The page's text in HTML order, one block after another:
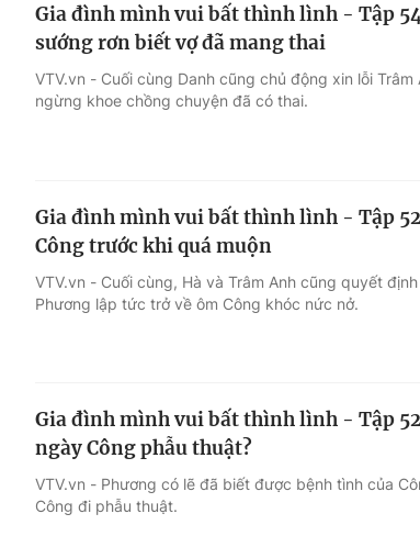
Gia đình mình vui bất thình lình - Tập
sướng rơn biết vợ đã mang thai
VTV.vn - Cuối cùng Danh cũng chủ động xin lỗi
ngừng khoe chồng chuyện đã có thai.
Gia đình mình vui bất thình lình - Tập
Công trước khi quá muộn
VTV.vn - Cuối cùng, Hà và Trâm Anh cũng quyết
Phương lập tức trở về ôm Công khóc nức nở.
Gia đình mình vui bất thình lình - Tập
ngày Công phẫu thuật?
VTV.vn - Phương có lẽ đã biết được bệnh tình của
Công đi phẫu thuật.